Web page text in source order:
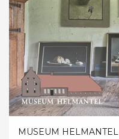
MUSEUM HELMANTEL